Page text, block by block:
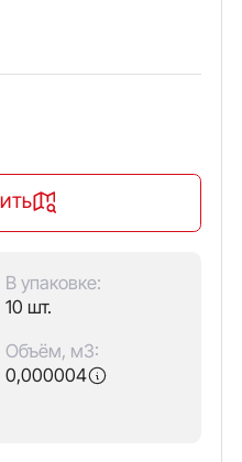
В упаковке:
10 шт.
Объём, м3:
0,000004